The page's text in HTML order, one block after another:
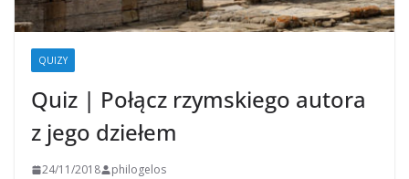
QUIZY
Quiz | Połącz rzymskiego autora
z jego dziełem
24/11/2018 philogelos